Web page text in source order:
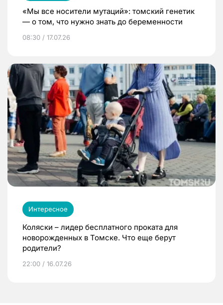
«Мы все носители мутаций»: томский генетик
— о том, что нужно знать до беременности
08:30 / 17.07.26
Интересное
Коляски – лидер бесплатного проката для
новорожденных в Томске. Что еще берут
родители?
22:00 / 16.07.26